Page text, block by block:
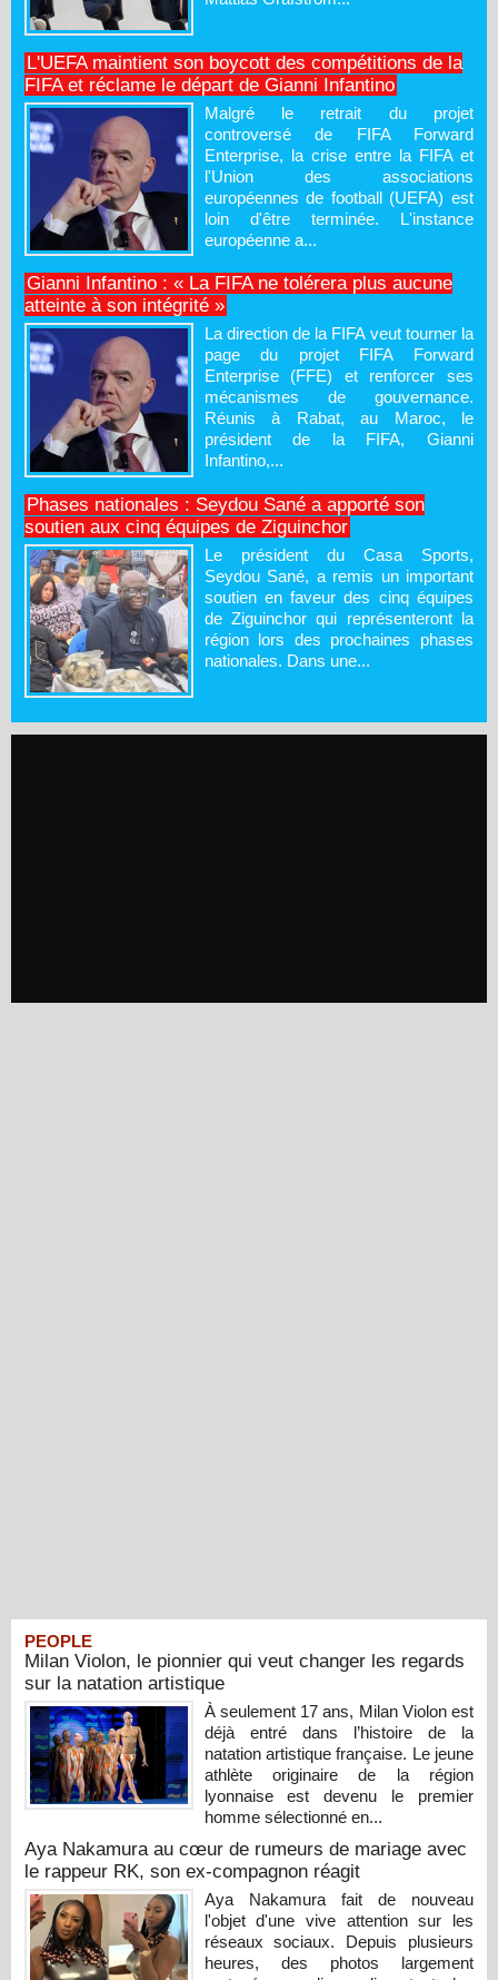
L'UEFA maintient son boycott des compétitions de la
FIFA et réclame le départ de Gianni Infantino
Malgré le retrait du projet
controversé de FIFA Forward
Enterprise, la crise entre la FIFA et
l'Union des associations
européennes de football (UEFA) est
loin d'être terminée. L'instance
européenne a...
Gianni Infantino : « La FIFA ne tolérera plus aucune
atteinte à son intégrité »
La direction de la FIFA veut tourner la
page du projet FIFA Forward
Enterprise (FFE) et renforcer ses
mécanismes de gouvernance.
Réunis à Rabat, au Maroc, le
président de la FIFA, Gianni
Infantino,...
Phases nationales : Seydou Sané a apporté son
soutien aux cinq équipes de Ziguinchor
Le président du Casa Sports,
Seydou Sané, a remis un important
soutien en faveur des cinq équipes
de Ziguinchor qui représenteront la
région lors des prochaines phases
nationales. Dans une...
PEOPLE
Milan Violon, le pionnier qui veut changer les regards
sur la natation artistique
À seulement 17 ans, Milan Violon est
déjà entré dans l’histoire de la
natation artistique française. Le jeune
athlète originaire de la région
lyonnaise est devenu le premier
homme sélectionné en...
Aya Nakamura au cœur de rumeurs de mariage avec
le rappeur RK, son ex-compagnon réagit
Aya Nakamura fait de nouveau
l'objet d'une vive attention sur les
réseaux sociaux. Depuis plusieurs
heures, des photos largement